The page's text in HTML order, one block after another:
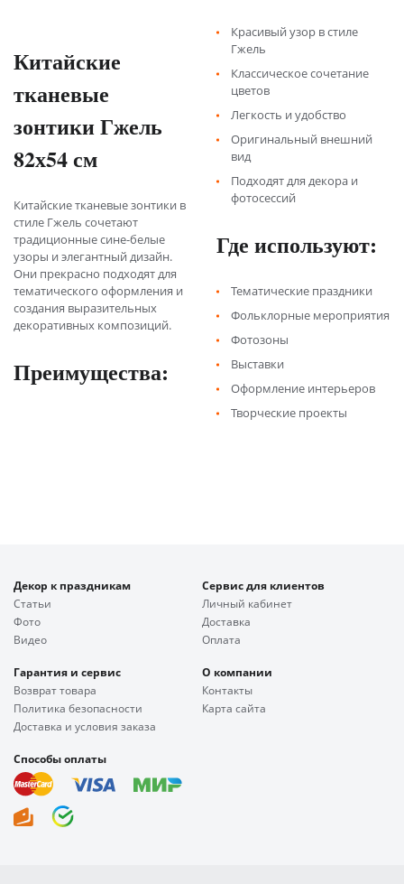
Китайские
тканевые
зонтики Гжель
82х54 см
Китайские тканевые зонтики в
стиле Гжель сочетают
традиционные сине-белые
узоры и элегантный дизайн.
Они прекрасно подходят для
тематического оформления и
создания выразительных
декоративных композиций.
Преимущества:
Красивый узор в стиле
Гжель
Классическое сочетание
цветов
Легкость и удобство
Оригинальный внешний
вид
Подходят для декора и
фотосессий
Где используют:
Тематические праздники
Фольклорные мероприятия
Фотозоны
Выставки
Оформление интерьеров
Творческие проекты
Декор к праздникам
Статьи
Фото
Видео
Сервис для клиентов
Личный кабинет
Доставка
Оплата
Гарантия и сервис
Возврат товара
Политика безопасности
Доставка и условия заказа
О компании
Контакты
Карта сайта
Способы оплаты